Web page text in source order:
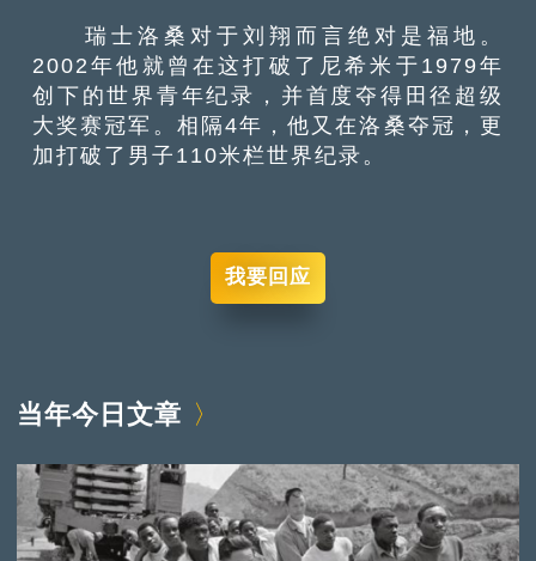
瑞士洛桑对于刘翔而言绝对是福地。
2002年他就曾在这打破了尼希米于1979年
创下的世界青年纪录，并首度夺得田径超级
大奖赛冠军。相隔4年，他又在洛桑夺冠，更
加打破了男子110米栏世界纪录。
我要回应
当年今日文章